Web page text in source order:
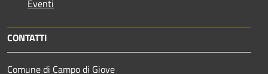
Eventi
CONTATTI
Comune di Campo di Giove